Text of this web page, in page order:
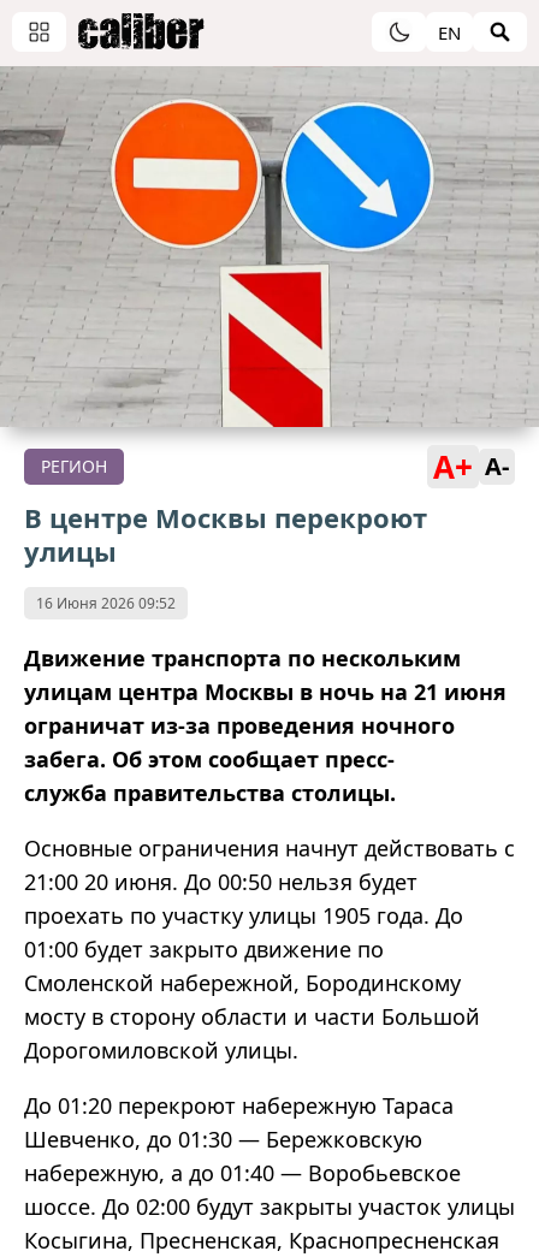
EN
РЕГИОН A+ A-
В центре Москвы перекроют
улицы
16 Июня 2026 09:52
Движение транспорта по нескольким
улицам центра Москвы в ночь на 21 июня
ограничат из-за проведения ночного
забега. Об этом сообщает пресс-
служба правительства столицы.
Основные ограничения начнут действовать с
21:00 20 июня. До 00:50 нельзя будет
проехать по участку улицы 1905 года. До
01:00 будет закрыто движение по
Смоленской набережной, Бородинскому
мосту в сторону области и части Большой
Дорогомиловской улицы.
До 01:20 перекроют набережную Тараса
Шевченко, до 01:30 — Бережковскую
набережную, а до 01:40 — Воробьевское
шоссе. До 02:00 будут закрыты участок улицы
Косыгина, Пресненская, Краснопресненская